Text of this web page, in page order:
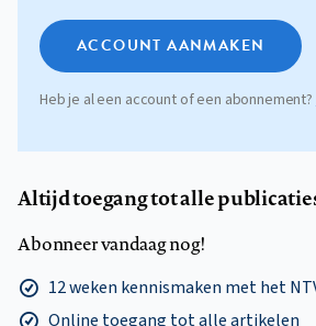
ACCOUNT AANMAKEN
Heb je al een account of een abonnement?
Altijd toegang tot alle
Abonneer vandaag nog!
12 weken kennismaken met het
Online toegang tot alle artikelen